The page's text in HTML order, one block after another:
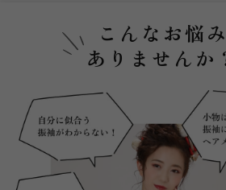
こんなお悩み
ありませんか